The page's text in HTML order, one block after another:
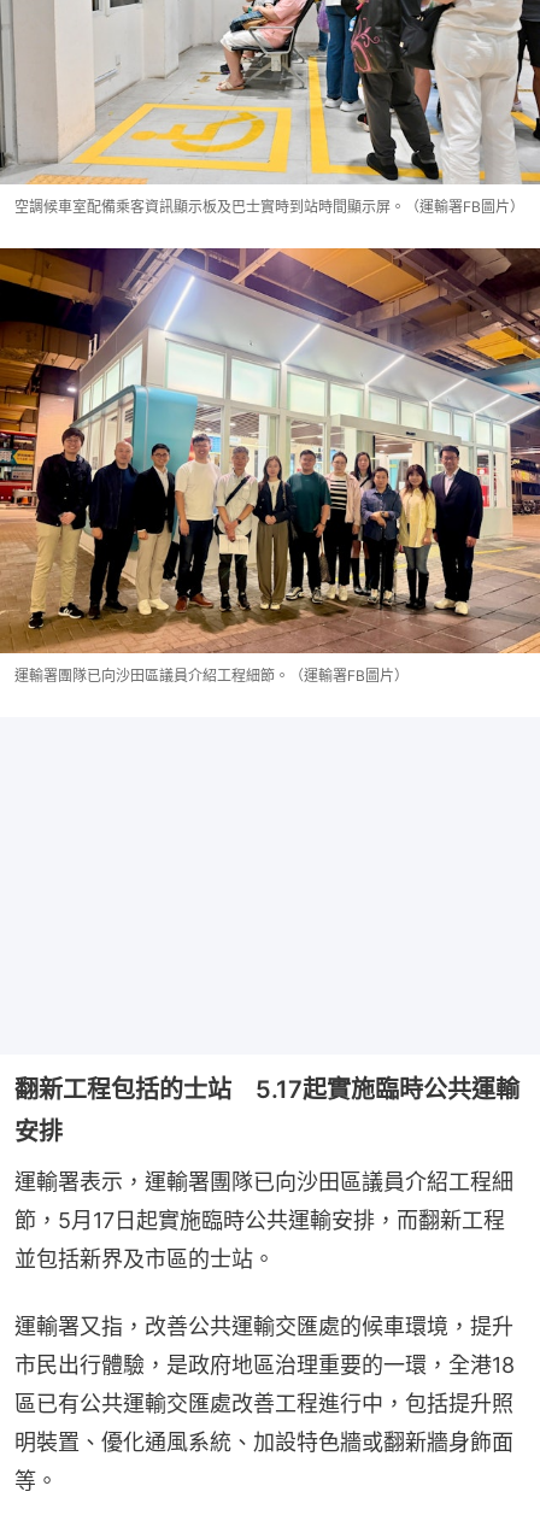
空調候車室配備乘客資訊顯示板及巴士實時到站時間顯示屏。（運輸署FB圖片）
運輸署團隊已向沙田區議員介紹工程細節。（運輸署FB圖片）
翻新工程包括的士站 5.17起實施臨時公共運輸
安排
運輸署表示，運輸署團隊已向沙田區議員介紹工程細
節，5月17日起實施臨時公共運輸安排，而翻新工程
並包括新界及市區的士站。
運輸署又指，改善公共運輸交匯處的候車環境，提升
市民出行體驗，是政府地區治理重要的一環，全港18
區已有公共運輸交匯處改善工程進行中，包括提升照
明裝置、優化通風系統、加設特色牆或翻新牆身飾面
等。